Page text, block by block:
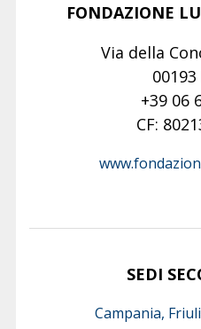
FONDAZIONE
Via della
+39 06
CF:
SEDI
Campania,